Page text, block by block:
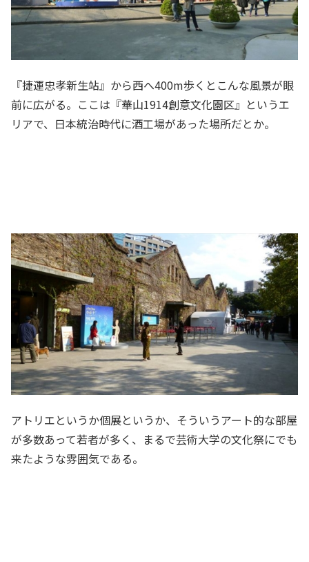
『捷運忠孝新生站』から西へ400m歩くとこんな風景が眼
前に広がる。ここは『華山1914創意文化園区』というエ
リアで、日本統治時代に酒工場があった場所だとか。
アトリエというか個展というか、そういうアート的な部屋
が多数あって若者が多く、まるで芸術大学の文化祭にでも
来たような雰囲気である。